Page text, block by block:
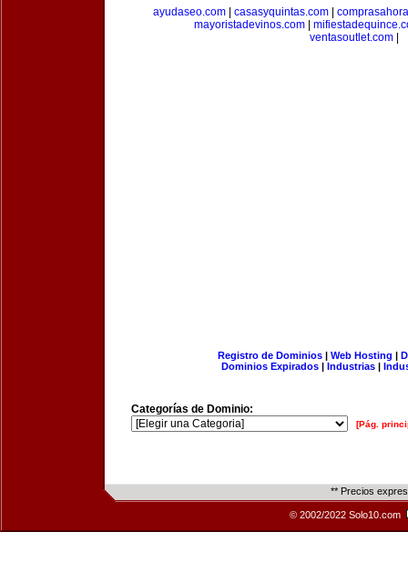
ayudaseo.com
casasyquintas.com
mayoristadevinos.com
ventasoutlet.com
Registro de Dominios| Web Hosting |
Dominios Expirados | Industrias |
Categorías de Dominio:
[Pág.
** Precios
© 2002/2022 Solo10.com